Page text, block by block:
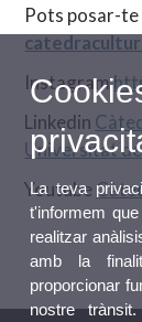
Pots posar-te
Instagram
Linkedin
Universitat de
Youtube
La teva
t'informem
realitzar
amb la
proporcionar
nostre